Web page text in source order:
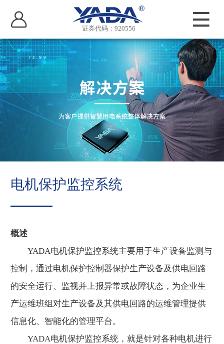
证券代码：920556
电机保护监控系统
概述
YADA电机保护监控系统主要用于生产设备监测与
控制，通过电机保护控制器保护生产设备及供电回路
的安全运行、监视并上报异常或故障状态，为企业生
产运维班组对生产设备及其供电回路的运维管理提供
信息化、智能化的管理平台。
YADA电机保护监控系统，就是针对各种电机进行